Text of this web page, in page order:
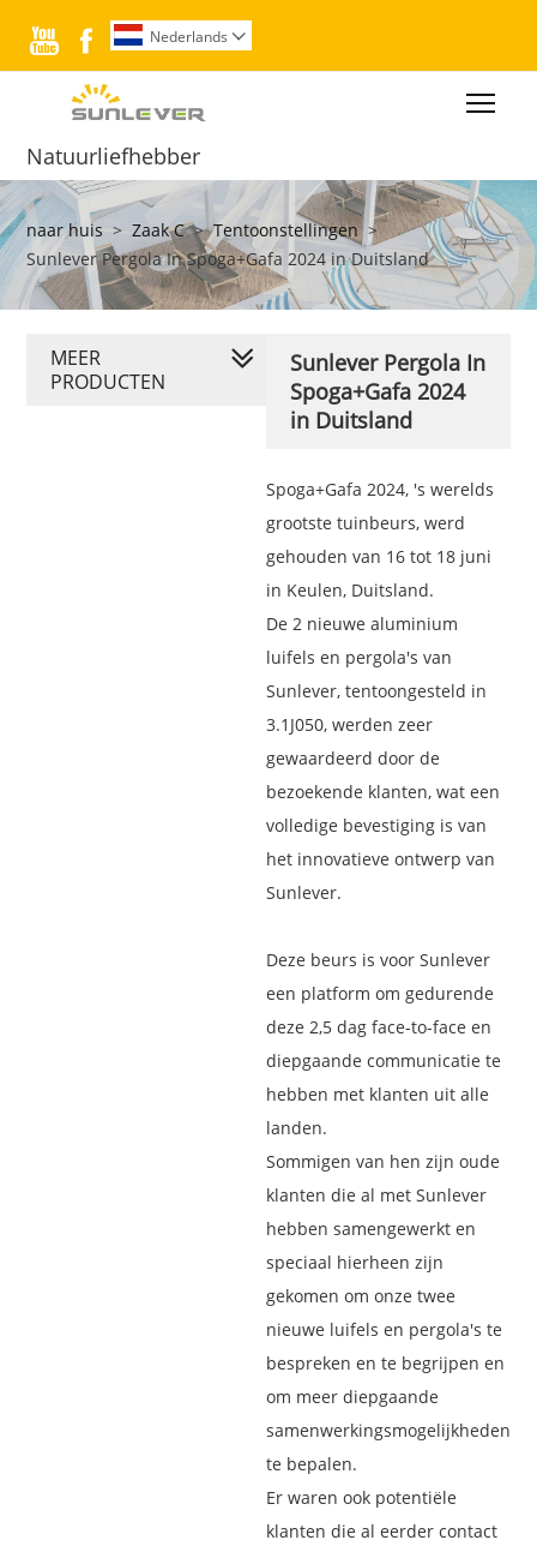
  Nederlands 
Natuurliefhebber
naar huis > Zaak C > Tentoonstellingen >
Sunlever Pergola In Spoga+Gafa 2024 in Duitsland
Sunlever Pergola In
Spoga+Gafa 2024
in Duitsland
Spoga+Gafa 2024, 's werelds
grootste tuinbeurs, werd
gehouden van 16 tot 18 juni
in Keulen, Duitsland.
De 2 nieuwe aluminium
luifels en pergola's van
Sunlever, tentoongesteld in
3.1J050, werden zeer
gewaardeerd door de
bezoekende klanten, wat een
volledige bevestiging is van
het innovatieve ontwerp van
Sunlever.
Deze beurs is voor Sunlever
een platform om gedurende
deze 2,5 dag face-to-face en
diepgaande communicatie te
hebben met klanten uit alle
landen.
Sommigen van hen zijn oude
klanten die al met Sunlever
hebben samengewerkt en
speciaal hierheen zijn
gekomen om onze twee
nieuwe luifels en pergola's te
bespreken en te begrijpen en
om meer diepgaande
samenwerkingsmogelijkheden
te bepalen.
Er waren ook potentiële
klanten die al eerder contact
MEER
PRODUCTEN